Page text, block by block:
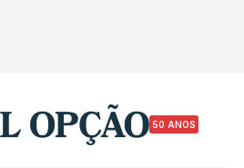
50 ANOS